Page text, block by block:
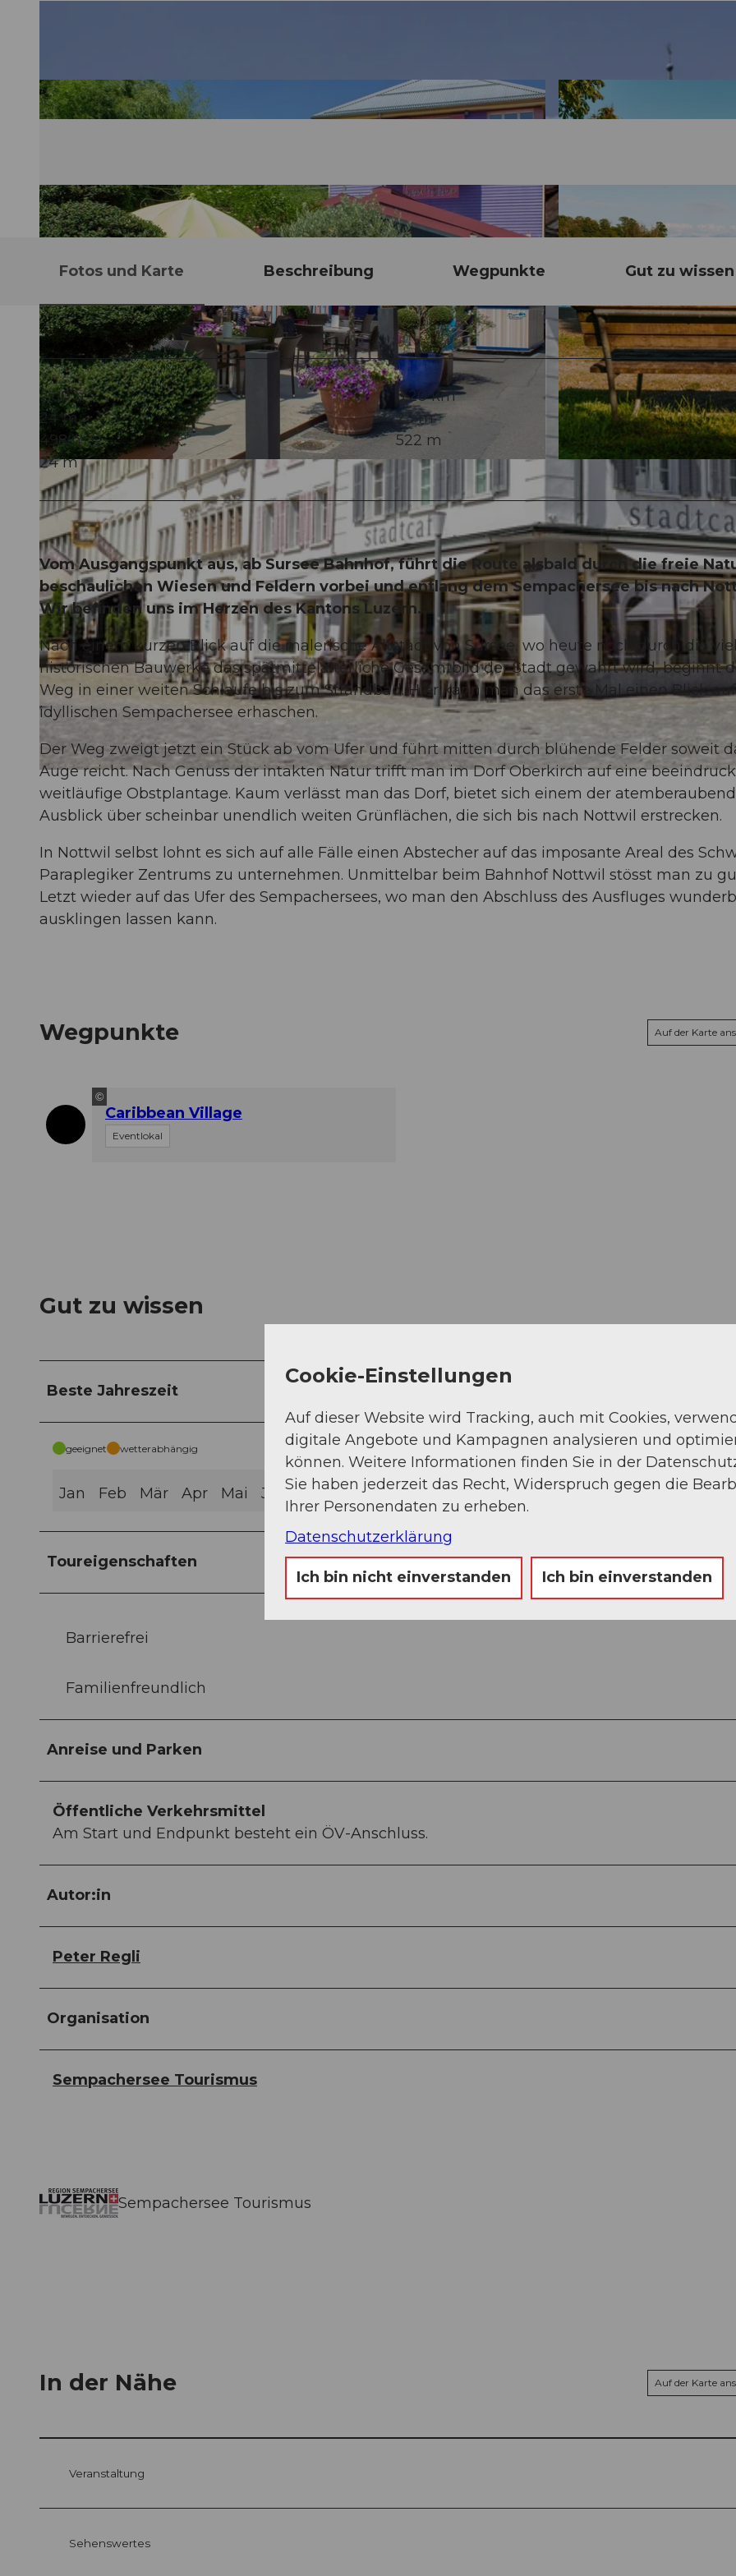
© Diana Fry, ©Sempachersee Tourismus,
© Diana Fry, Sempachersee Tourismus © Leila Bosco, Sempachersee Tourismus
Fotos und Karte Beschreibung Wegpunkte Gut zu wissen
2:00 h
8,20 km
24 m
23 m
498 m
522 m
24 m
Vom Ausgangspunkt aus, ab Sursee Bahnhof, führt die Route alsbald durch die freie
beschaulichen Wiesen und Feldern vorbei und entlang dem Sempachersee bis nach
Wir befinden uns im Herzen des Kantons Luzern.
Nach einem kurzen Blick auf die malerische Altstadt von Sursee, wo heute noch durch die
historischen Bauwerke das spätmittelalterliche Gesamtbild der Stadt gewahrt wird, beginnt
Weg in einer weiten Schlaufe bis zum Strandbad. Hier kann man das erste Mal einen Blick
idyllischen Sempachersee erhaschen.
Der Weg zweigt jetzt ein Stück ab vom Ufer und führt mitten durch blühende Felder soweit
Auge reicht. Nach Genuss der intakten Natur trifft man im Dorf Oberkirch auf eine
weitläufige Obstplantage. Kaum verlässt man das Dorf, bietet sich einem der
Ausblick über scheinbar unendlich weiten Grünflächen, die sich bis nach Nottwil erstrecken.
In Nottwil selbst lohnt es sich auf alle Fälle einen Abstecher auf das imposante Areal des
Paraplegiker Zentrums zu unternehmen. Unmittelbar beim Bahnhof Nottwil stösst man zu
Letzt wieder auf das Ufer des Sempachersees, wo man den Abschluss des Ausfluges
ausklingen lassen kann.
Wegpunkte Auf der Karte
©
Caribbean Village
Eventlokal
Gut zu wissen
Beste Jahreszeit
geeignet wetterabhängig
Jan Feb Mär Apr Mai Jun Jul Aug Sep Okt Nov Dez
Toureigenschaften
Barrierefrei
Familienfreundlich
Anreise und Parken
Öffentliche Verkehrsmittel
Am Start und Endpunkt besteht ein ÖV-Anschluss.
Autor:in
Peter Regli
Organisation
Sempachersee Tourismus
Sempachersee Tourismus
In der Nähe Auf der Karte
Veranstaltung
Sehenswertes
Cookie-Einstellungen
Auf dieser Website wird Tracking, auch mit Cookies,
digitale Angebote und Kampagnen analysieren und
können. Weitere Informationen finden Sie in der
Sie haben jederzeit das Recht, Widerspruch gegen die
Ihrer Personendaten zu erheben.
Datenschutzerklärung
Ich bin nicht einverstanden Ich bin einverstanden